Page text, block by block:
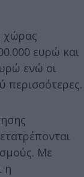
χώρας
ευρώ και
ενώ οι
περισσότερες.
Με
η